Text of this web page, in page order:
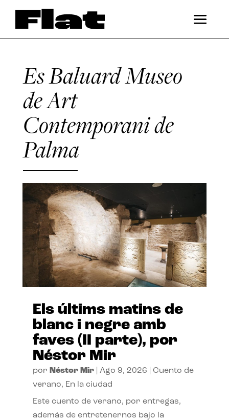
Es Baluard Museo
de Art
Contemporani de
Palma
Els últims matins de
blanc i negre amb
faves (II parte), por
Néstor Mir
por Néstor Mir| Ago 9, 2026
Cuento de
verano, En la ciudad
Este cuento de verano, por entregas,
además de entretenernos bajo la